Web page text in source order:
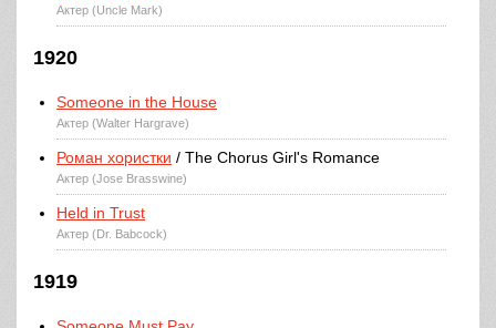
Актер (Uncle Mark)
1920
Someone in the House
Актер (Walter Hargrave)
Роман хористки / The Chorus Girl's Romance
Актер (Jose Brasswine)
Held in Trust
Актер (Dr. Babcock)
1919